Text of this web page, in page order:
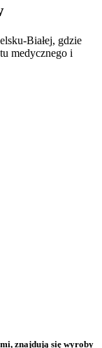
Białej, gdzie
medycznego i
znajdują się wyroby